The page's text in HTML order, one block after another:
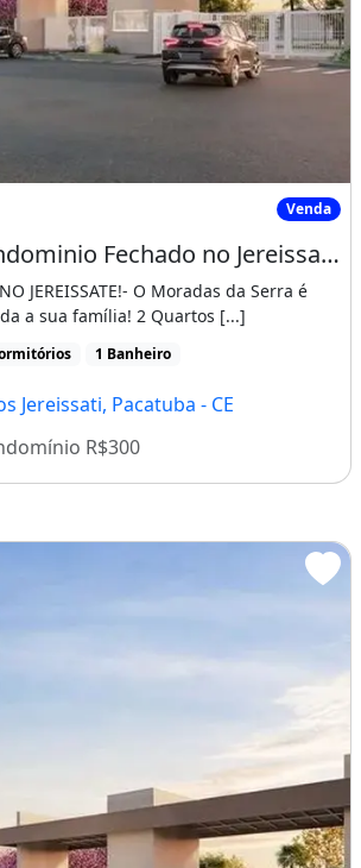
Condominio Fechado no Jereissate
Venda
Casas em Condominio Fechado no Jereissate 3, Entrada Facilitada em Ate 60X, Aproveite!
JEREISSATE!- O Moradas da Serra é
a sua família! 2 Quartos [...]
1 Banheiro
Jereissati, Pacatuba - CE
R$300